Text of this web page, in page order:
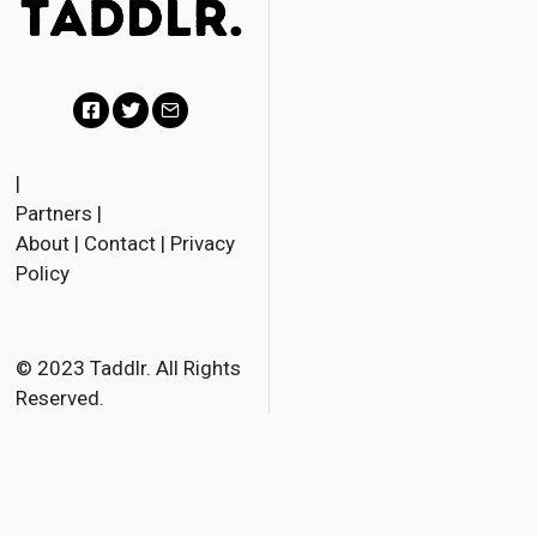
c
e
o
k
t
r
i
|
Partners |
About | Contact | Privacy
Policy
© 2023 Taddlr. All Rights
Reserved.